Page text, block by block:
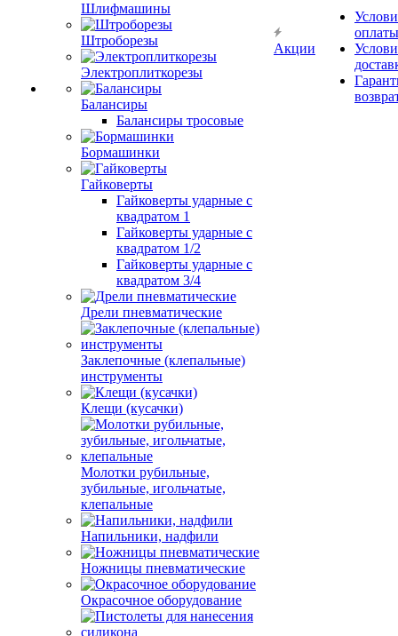
Шлифмашины
Штроборезы
Электроплиткорезы
Балансиры
Балансиры тросовые
Бормашинки
Гайковерты
Гайковерты ударные с
квадратом 1
Гайковерты ударные с
квадратом 1/2
Гайковерты ударные с
квадратом 3/4
Дрели пневматические
Заклепочные (клепальные)
инструменты
Клещи (кусачки)
Молотки рубильные,
зубильные, игольчатые,
клепальные
Напильники, надфили
Ножницы пневматические
Окрасочное оборудование
Акции
оплаты